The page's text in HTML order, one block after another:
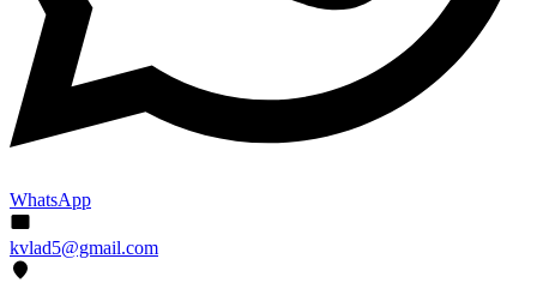
WhatsApp
kvlad5@gmail.com